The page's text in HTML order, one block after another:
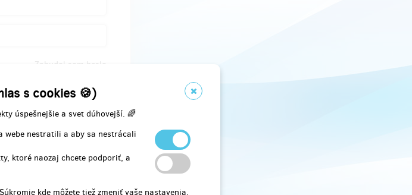
s cookies 🍪)
úspešnejšie a svet dúhovejší. 🌈
nestratili a aby sa nestrácali
ktoré naozaj chcete podporiť, a
Súkromie kde môžete tiež zmeniť vaše nastavenia.
Zabudol som heslo